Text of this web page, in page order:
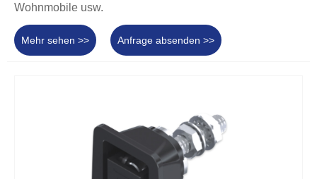
Wohnmobile usw.
Mehr sehen >> Anfrage absenden >>